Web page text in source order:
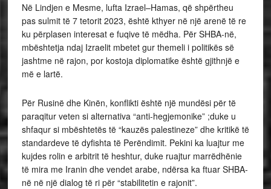
Në Lindjen e Mesme, lufta Izrael–Hamas, që shpërtheu
pas sulmit të 7 tetorit 2023, është kthyer në një arenë të re
ku përplasen interesat e fuqive të mëdha. Për SHBA-në,
mbështetja ndaj Izraelit mbetet gur themeli i politikës së
jashtme në rajon, por kostoja diplomatike është gjithnjë e
më e lartë.
Për Rusinë dhe Kinën, konflikti është një mundësi për të
paraqitur veten si alternativa “anti-hegjemonike” ;duke u
shfaqur si mbështetës të “kauzës palestineze” dhe kritikë të
standardeve të dyfishta të Perëndimit. Pekini ka luajtur me
kujdes rolin e arbitrit të heshtur, duke ruajtur marrëdhënie
të mira me Iranin dhe vendet arabe, ndërsa ka ftuar SHBA-
në në një dialog të ri për “stabilitetin e rajonit”.